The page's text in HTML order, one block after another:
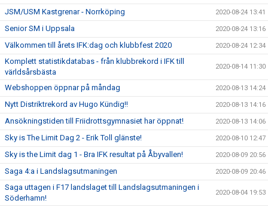
JSM/USM Kastgrenar - Norrköping 2020-08-24 13:41
Senior SM i Uppsala 2020-08-24 13:16
Välkommen till årets IFK:dag och klubbfest 2020 2020-08-24 12:34
Komplett statistikdatabas - från klubbrekord i IFK till
världsårsbästa
2020-08-14 11:30
Webshoppen öppnar på måndag 2020-08-13 14:24
Nytt Distriktrekord av Hugo Kündig!! 2020-08-13 14:16
Ansökningstiden till Friidrottsgymnasiet har öppnat! 2020-08-13 14:06
Sky is The Limit Dag 2 - Erik Toll glänste! 2020-08-10 12:47
Sky is the Limit dag 1 - Bra IFK resultat på Åbyvallen! 2020-08-09 20:56
Saga 4:a i Landslagsutmaningen 2020-08-09 20:46
Saga uttagen i F17 landslaget till Landslagsutmaningen i
Söderhamn!
2020-08-04 19:53